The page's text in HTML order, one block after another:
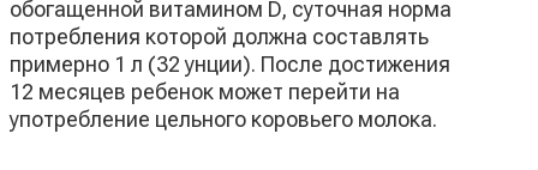
обогащенной витамином D, суточная норма
потребления которой должна составлять
примерно 1 л (32 унции). После достижения
12 месяцев ребенок может перейти на
употребление цельного коровьего молока.